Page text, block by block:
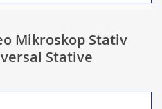
Mikroskop Stativ
Stative